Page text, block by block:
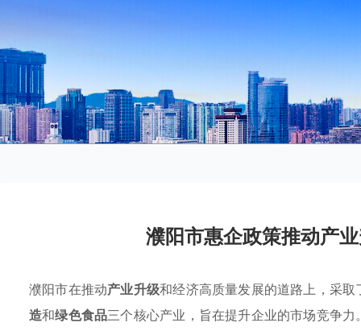
濮阳市惠企政策推动产
濮阳市在推动产业升级和经济高质量发展的道路上，采
造和绿色食品三个核心产业，旨在提升企业的市场竞争